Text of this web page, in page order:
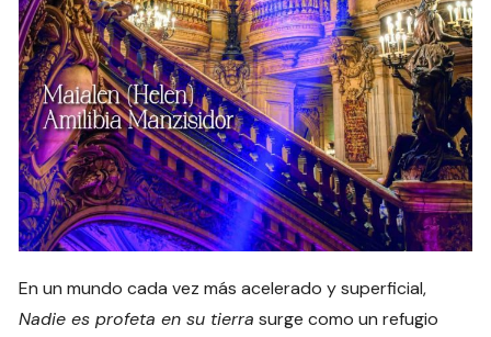
En un mundo cada vez más acelerado y superficial,
Nadie es profeta en su tierra surge como un refugio